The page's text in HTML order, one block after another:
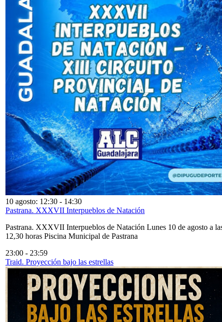
10 agosto: 12:30 - 14:30
Pastrana. XXXVII Interpueblos de Natación
Pastrana. XXXVII Interpueblos de Natación Lunes 10 de agosto a
12,30 horas Piscina Municipal de Pastrana
23:00 - 23:59
Traid. Proyección bajo las estrellas